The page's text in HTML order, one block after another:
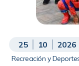
25 10 2026
Recreación y